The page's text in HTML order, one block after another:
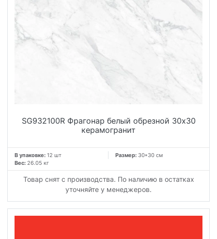
SG932100R Фрагонар белый обрезной 30x30
керамогранит
В упаковке: 12 шт Размер: 30*30 см
Вес: 26.05 кг
Товар снят с производства. По наличию в остатках
уточняйте у менеджеров.